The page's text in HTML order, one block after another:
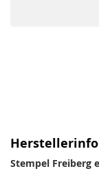
Stempel Freiberg